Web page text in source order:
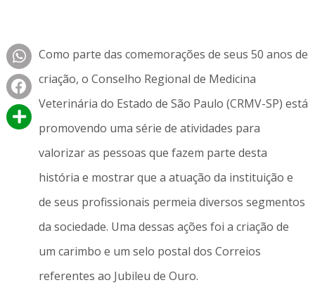
Como parte das comemorações de seus 50 anos de
criação, o Conselho Regional de Medicina
Veterinária do Estado de São Paulo (CRMV-SP) está
promovendo uma série de atividades para
valorizar as pessoas que fazem parte desta
história e mostrar que a atuação da instituição e
de seus profissionais permeia diversos segmentos
da sociedade. Uma dessas ações foi a criação de
um carimbo e um selo postal dos Correios
referentes ao Jubileu de Ouro.